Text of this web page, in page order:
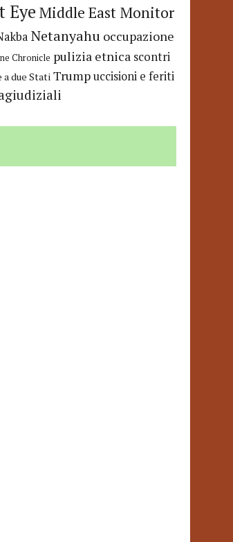
Eye Middle East Monitor
Netanyahu occupazione
Chronicle pulizia etnica scontri
a due Stati Trumpuccisioni e feriti